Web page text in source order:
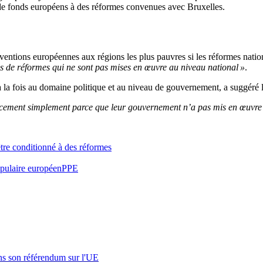
européens à des réformes convenues avec Bruxelles.
européennes aux régions les plus pauvres si les réformes
de réformes qui ne sont pas mises en œuvre au niveau national ».
fois au domaine politique et au niveau de gouvernement, a suggéré
simplement parce que leur gouvernement n’a pas mis en
conditionné à des réformes
européenPPE
son référendum sur l'UE